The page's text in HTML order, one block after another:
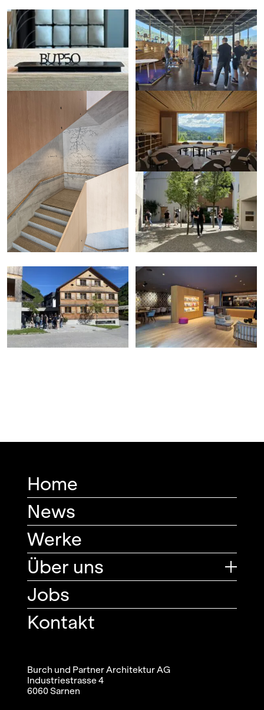
Home
News
Werke
Über uns
Jobs
Kontakt
Burch und Partner Architektur AG
Industriestrasse 4
6060 Sarnen